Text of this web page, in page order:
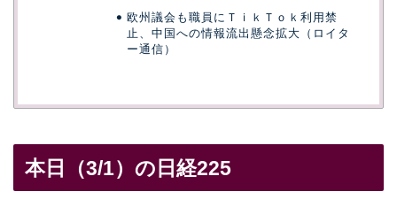
欧州議会も職員にＴｉｋＴｏｋ利用禁
止、中国への情報流出懸念拡大（ロイタ
ー通信）
本日（3/1）の日経225